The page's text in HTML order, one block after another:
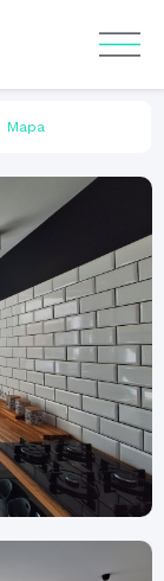
Mapa